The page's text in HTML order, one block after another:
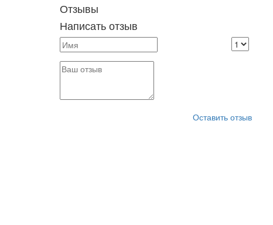
Отзывы
Написать отзыв
Оставить отзыв